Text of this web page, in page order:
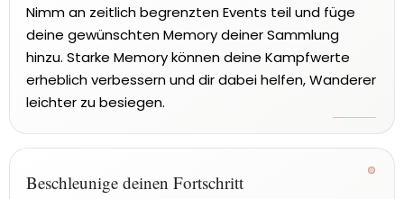
Nimm an zeitlich begrenzten Events teil und füge
deine gewünschten Memory deiner Sammlung
hinzu. Starke Memory können deine Kampfwerte
erheblich verbessern und dir dabei helfen, Wanderer
leichter zu besiegen.
Beschleunige deinen Fortschritt